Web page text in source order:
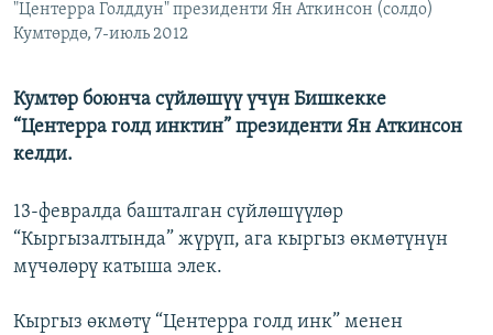
"Центерра Голддун" президенти Ян Аткинсон (солдо)
Кумтөрдө, 7-июль 2012
Кумтөр боюнча сүйлөшүү үчүн Бишкекке
“Центерра голд инктин” президенти Ян Аткинсон
келди.
13-февралда башталган сүйлөшүүлөр
“Кыргызалтында” жүрүп, ага кыргыз өкмөтүнүн
мүчөлөрү катыша элек.
Кыргыз өкмөтү “Центерра голд инк” менен